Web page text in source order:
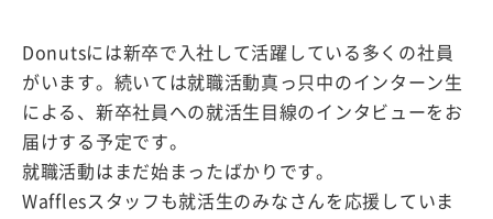
Donutsには新卒で入社して活躍している多くの社員
がいます。続いては就職活動真っ只中のインターン生
による、新卒社員への就活生目線のインタビューをお
届けする予定です。
就職活動はまだ始まったばかりです。
Wafflesスタッフも就活生のみなさんを応援していま